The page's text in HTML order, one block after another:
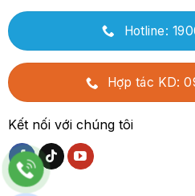
Hotline:
Hợp tác KD:
Kết nối với chúng tôi